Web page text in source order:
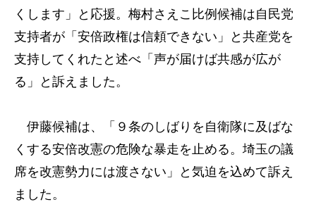
くします」と応援。梅村さえこ比例候補は自民党
支持者が「安倍政権は信頼できない」と共産党を
支持してくれたと述べ「声が届けば共感が広が
る」と訴えました。
伊藤候補は、「９条のしばりを自衛隊に及ばな
くする安倍改憲の危険な暴走を止める。埼玉の議
席を改憲勢力には渡さない」と気迫を込めて訴え
ました。